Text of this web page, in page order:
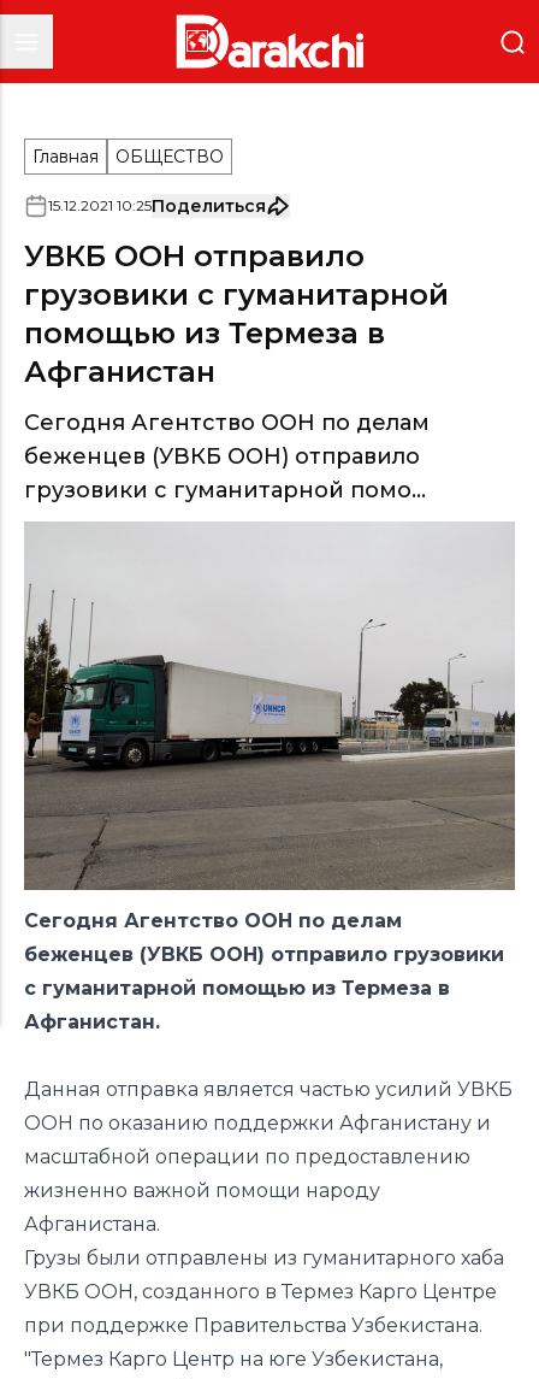
Главная ОБЩЕСТВО
15.12.2021 10:25Поделиться
УВКБ ООН отправило
грузовики с гуманитарной
помощью из Термеза в
Афганистан
Сегодня Агентство ООН по делам
беженцев (УВКБ ООН) отправило
грузовики с гуманитарной помо...
Сегодня Агентство ООН по делам
беженцев (УВКБ ООН) отправило грузовики
с гуманитарной помощью из Термеза в
Афганистан.
Данная отправка является частью усилий УВКБ
ООН по оказанию поддержки Афганистану и
масштабной операции по предоставлению
жизненно важной помощи народу
Афганистана.
Грузы были отправлены из гуманитарного хаба
УВКБ ООН, созданного в Термез Карго Центре
при поддержке Правительства Узбекистана.
"Термез Карго Центр на юге Узбекистана,